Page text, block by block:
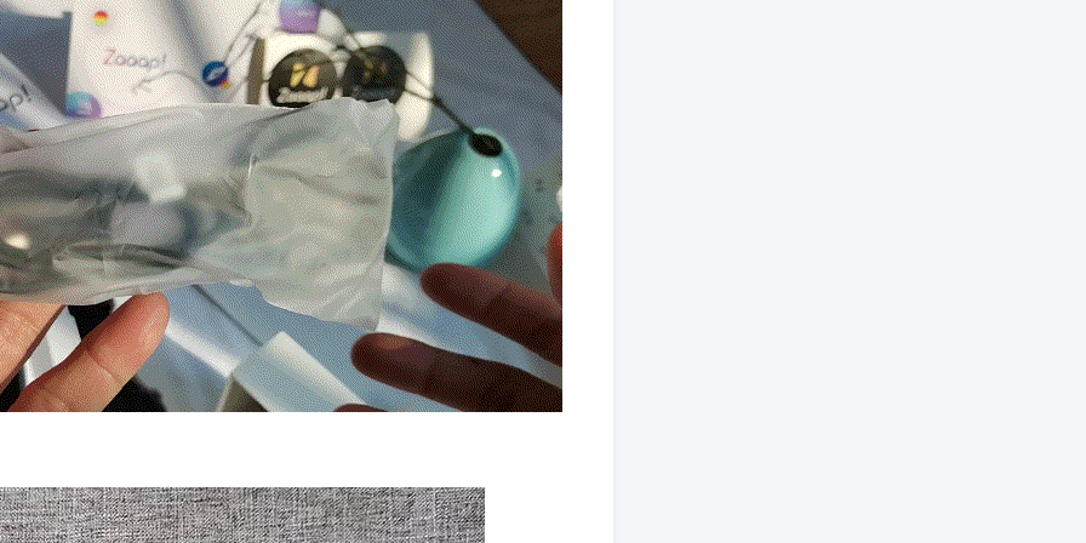
接近实物大小。这个包装有点水果风格呀。看起
来还不错的样子呢 揭开庐山真面目了（吐槽，箱
子关的很牢，打开太费劲了-）： 开箱，是所有环
节里最愉悦的一刻时光了吧。 小米Color： 开箱
清单：智能手表一个；充电座子一个；说明书一
份。 表盘设计 外围有一圈预设固定的时间刻度
盘，这个设计挺好，因为有的表盘设计是没有刻
度的。那么增加一个固定的刻盘，可以在表盘设
计的时候有很多可以发挥的地方。表盘直径46.2
MM，提供了1.39英寸的AMOLED的显示屏；像
素达到了454*454；厚度11.4mm，这样的体积大
小保证能塞进去一块4200mAH的电池，毕竟主打
长续航，电池的容量还是需要保证的。 手机背
面，与普通手环一样，背后是光电式心率传感
流大小没有标明。 二、使用感受 使用的某为的手
机，不过可以安装小米穿戴app支持手环，不是小